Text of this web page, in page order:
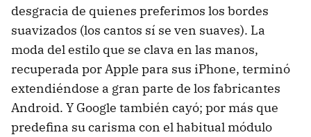
desgracia de quienes preferimos los bordes
suavizados (los cantos sí se ven suaves). La
moda del estilo que se clava en las manos,
recuperada por Apple para sus iPhone, terminó
extendiéndose a gran parte de los fabricantes
Android. Y Google también cayó; por más que
predefina su carisma con el habitual módulo